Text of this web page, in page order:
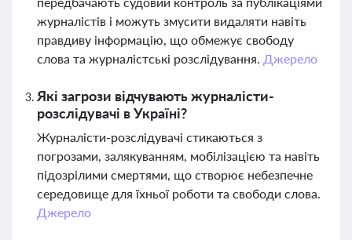
журналістів і можуть змусити видаляти навіть
правдиву інформацію, що обмежує свободу
слова та журналістські розслідування. Джерело
Які загрози відчувають журналісти-
розслідувачі в Україні?
Журналісти-розслідувачі стикаються з
погрозами, залякуванням, мобілізацією та навіть
підозрілими смертями, що створює небезпечне
середовище для їхньої роботи та свободи слова.
Джерело